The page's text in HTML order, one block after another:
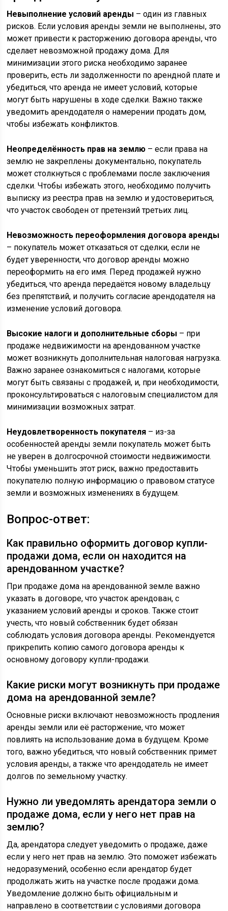
Невыполнение условий аренды – один из главных
рисков. Если условия аренды земли не выполнены, это
может привести к расторжению договора аренды, что
сделает невозможной продажу дома. Для
минимизации этого риска необходимо заранее
проверить, есть ли задолженности по арендной плате и
убедиться, что аренда не имеет условий, которые
могут быть нарушены в ходе сделки. Важно также
уведомить арендодателя о намерении продать дом,
чтобы избежать конфликтов.
Неопределённость прав на землю – если права на
землю не закреплены документально, покупатель
может столкнуться с проблемами после заключения
сделки. Чтобы избежать этого, необходимо получить
выписку из реестра прав на землю и удостовериться,
что участок свободен от претензий третьих лиц.
Невозможность переоформления договора аренды
– покупатель может отказаться от сделки, если не
будет уверенности, что договор аренды можно
переоформить на его имя. Перед продажей нужно
убедиться, что аренда передаётся новому владельцу
без препятствий, и получить согласие арендодателя на
изменение условий договора.
Высокие налоги и дополнительные сборы – при
продаже недвижимости на арендованном участке
может возникнуть дополнительная налоговая нагрузка.
Важно заранее ознакомиться с налогами, которые
могут быть связаны с продажей, и, при необходимости,
проконсультироваться с налоговым специалистом для
минимизации возможных затрат.
Неудовлетворенность покупателя – из-за
особенностей аренды земли покупатель может быть
не уверен в долгосрочной стоимости недвижимости.
Чтобы уменьшить этот риск, важно предоставить
покупателю полную информацию о правовом статусе
земли и возможных изменениях в будущем.
Вопрос-ответ:
Как правильно оформить договор купли-
продажи дома, если он находится на
арендованном участке?
При продаже дома на арендованной земле важно
указать в договоре, что участок арендован, с
указанием условий аренды и сроков. Также стоит
учесть, что новый собственник будет обязан
соблюдать условия договора аренды. Рекомендуется
прикрепить копию самого договора аренды к
основному договору купли-продажи.
Какие риски могут возникнуть при продаже
дома на арендованной земле?
Основные риски включают невозможность продления
аренды земли или её расторжение, что может
повлиять на использование дома в будущем. Кроме
того, важно убедиться, что новый собственник примет
условия аренды, а также что арендодатель не имеет
долгов по земельному участку.
Нужно ли уведомлять арендатора земли о
продаже дома, если у него нет прав на
землю?
Да, арендатора следует уведомить о продаже, даже
если у него нет прав на землю. Это поможет избежать
недоразумений, особенно если арендатор будет
продолжать жить на участке после продажи дома.
Уведомление должно быть официальным и
направлено в соответствии с условиями договора